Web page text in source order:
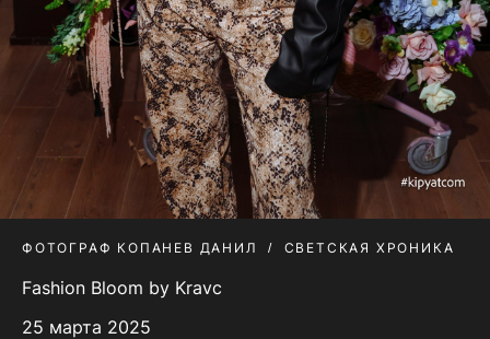
ФОТОГРАФ КОПАНЕВ ДАНИЛ СВЕТСКАЯ ХРОНИКА
Fashion Bloom by Kravc
25 марта 2025